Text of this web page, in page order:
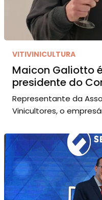
VITIVINICULTURA
Maicon Galiotto
presidente do
Representante da
Vinicultores, o